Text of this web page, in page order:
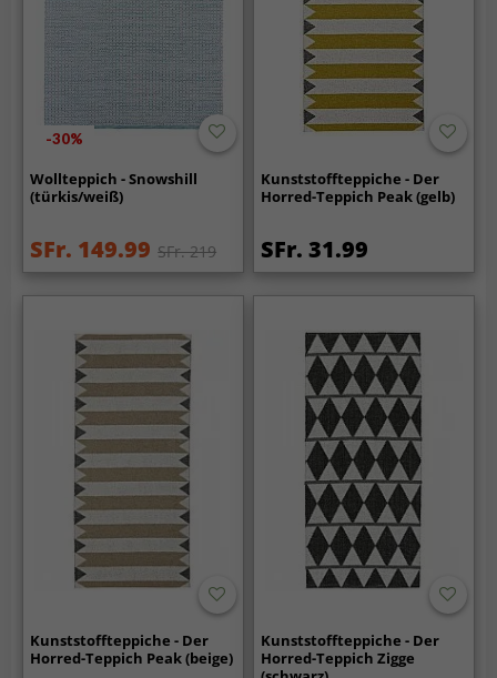
-30%
Wollteppich - Snowshill
(türkis/weiß)
SFr. 149.99 SFr. 219
Kunststoffteppiche - Der
Horred-Teppich Peak (gelb)
SFr. 31.99
Kunststoffteppiche - Der
Horred-Teppich Peak (beige)
Kunststoffteppiche - Der
Horred-Teppich Zigge